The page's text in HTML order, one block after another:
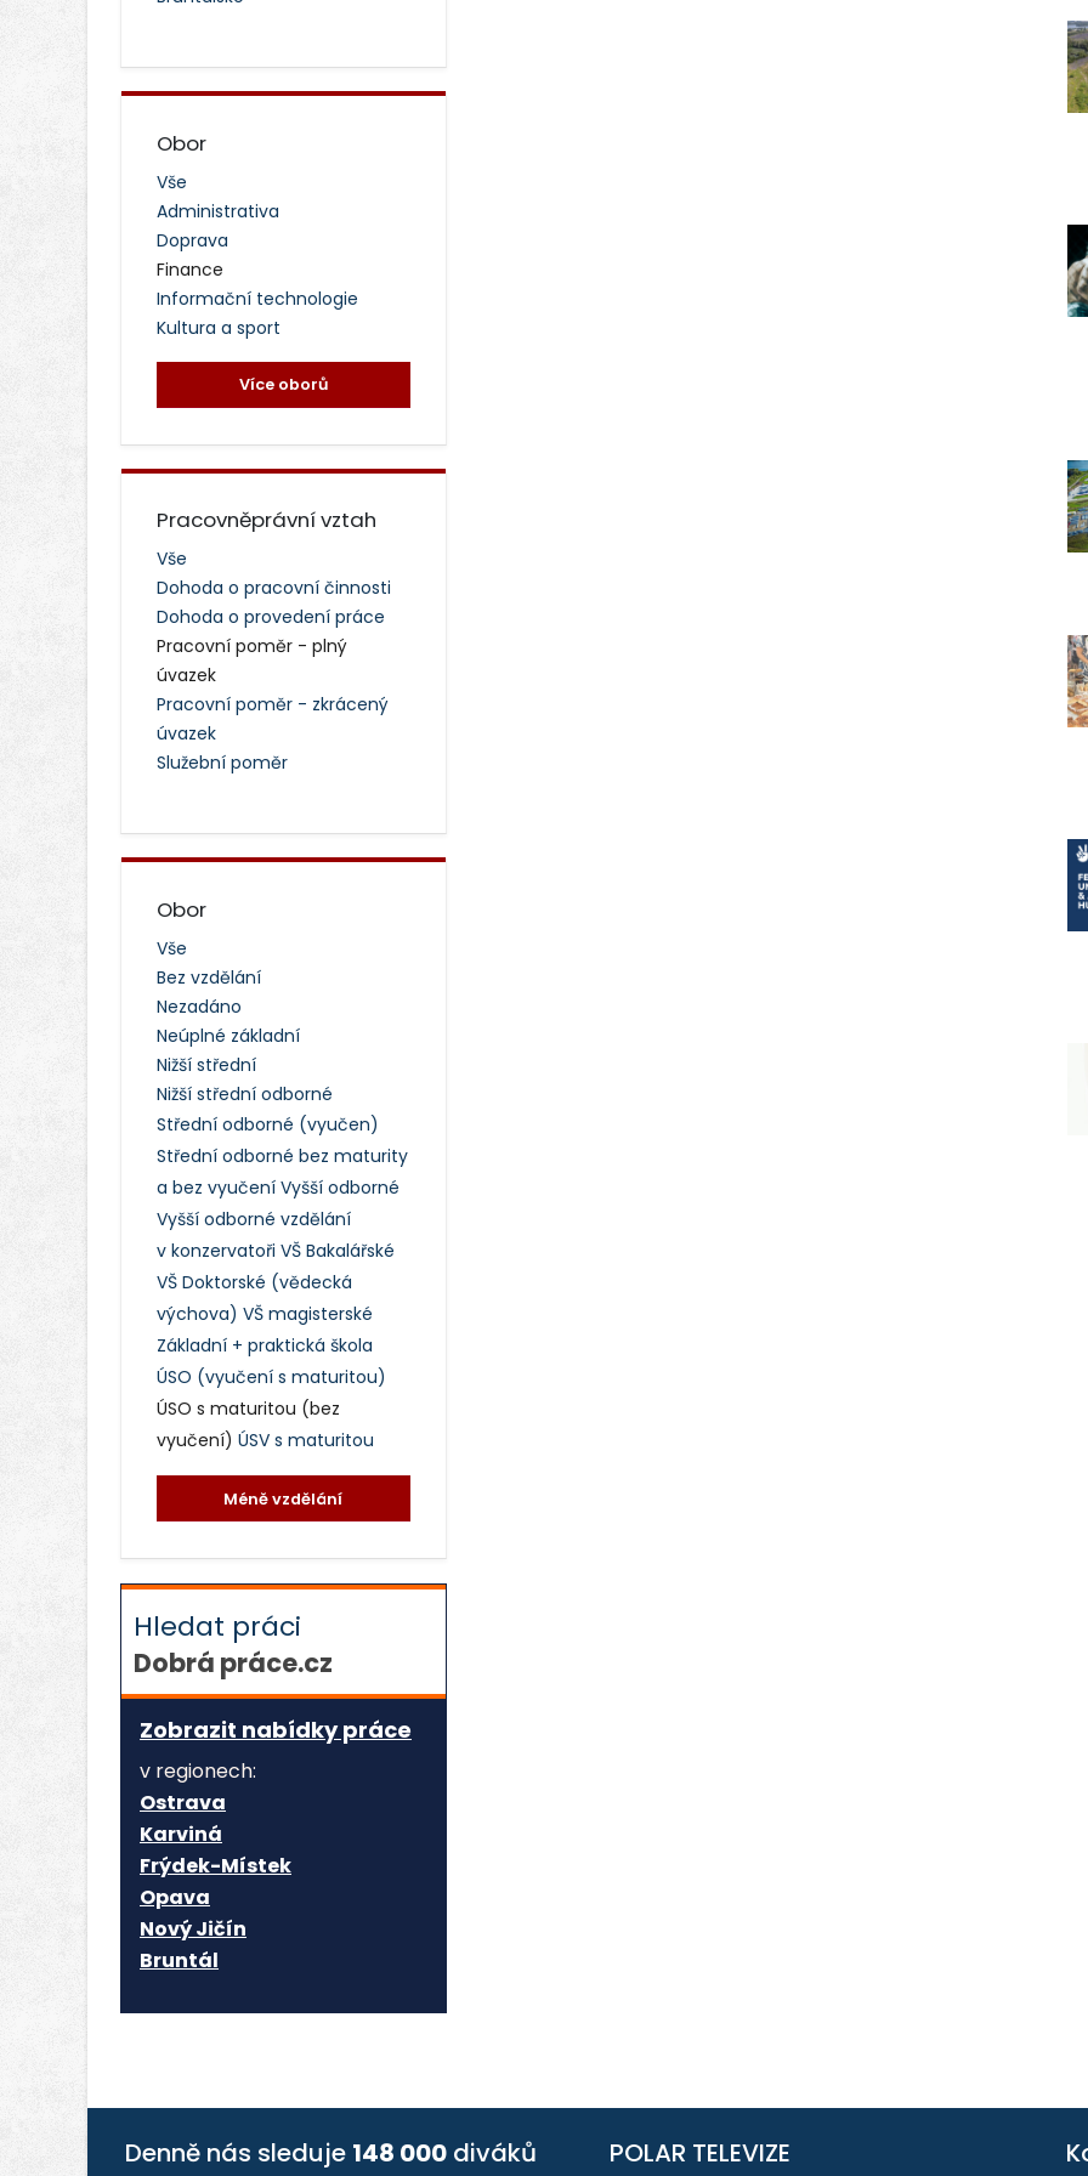
Obor
Vše
Administrativa
Doprava
Finance
Informační technologie
Kultura a sport
Více oborů
Pracovněprávní vztah
Vše
Dohoda o pracovní činnosti
Dohoda o provedení práce
Pracovní poměr - plný
úvazek
Pracovní poměr - zkrácený
úvazek
Služební poměr
Obor
Vše
Bez vzdělání
Nezadáno
Neúplné základní
Nižší střední
Nižší střední odborné
Střední odborné (vyučen)
Střední odborné bez maturity
a bez vyučení Vyšší odborné
Vyšší odborné vzdělání
v konzervatoři VŠ Bakalářské
VŠ Doktorské (vědecká
výchova) VŠ magisterské
Základní + praktická škola
ÚSO (vyučení s maturitou)
ÚSO s maturitou (bez
vyučení) ÚSV s maturitou
Méně vzdělání
Hledat práci
Dobrá práce.cz
Zobrazit nabídky práce
v regionech:
Ostrava
Karviná
Frýdek-Místek
Opava
Nový Jičín
Bruntál
Denně nás sleduje 148 000 diváků POLAR TELEVIZE